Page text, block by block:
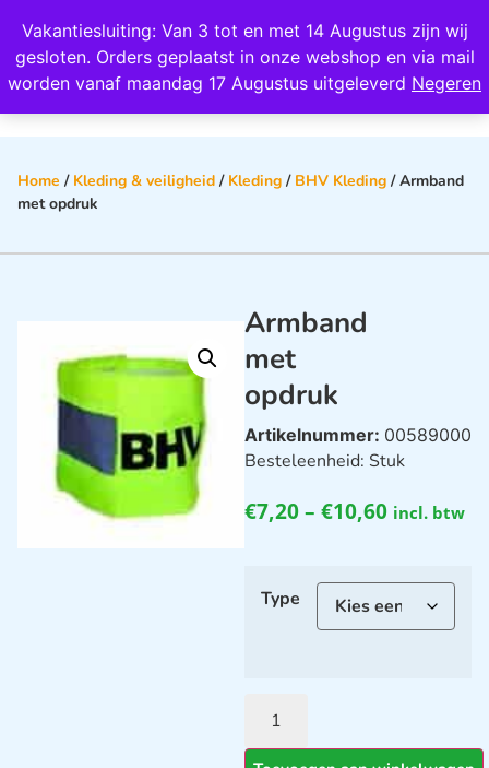
Vakantiesluiting: Van 3 tot en met 14 Augustus zijn wij
gesloten. Orders geplaatst in onze webshop en via mail
worden vanaf maandag 17 Augustus uitgeleverd Negeren
Wij scoren een 4,8 op Google
Home / Kleding & veiligheid / Kleding / BHV Kleding / Armband
met opdruk
Armband
met
opdruk
Artikelnummer: 00589000
Besteleenheid: Stuk
€7,20– €10,60 incl. btw
Type